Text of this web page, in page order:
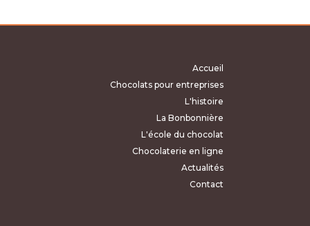
Accueil
Chocolats pour entreprises
L'histoire
La Bonbonnière
L'école du chocolat
Chocolaterie en ligne
Actualités
Contact